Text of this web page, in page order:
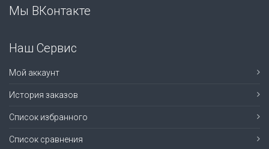
Мы ВКонтакте
Наш Сервис
Мой аккаунт
История заказов
Список избранного
Список сравнения